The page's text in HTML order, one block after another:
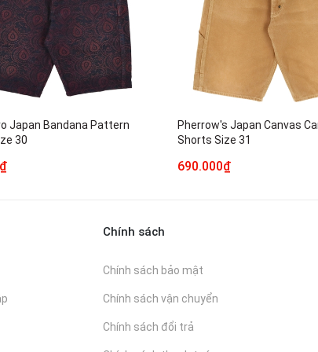
Japan Bandana Pattern
30
Pherrow's Japan Canvas
Shorts Size 31
690.000₫
Chính sách
Chính sách bảo mật
Chính sách vận chuyển
Chính sách đổi trả